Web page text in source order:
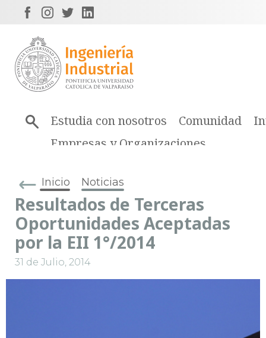
Estudia con nosotros Comunidad
Empresas y Organizaciones
Inicio Noticias
Resultados de Terceras
Oportunidades Aceptadas
por la EII 1°/2014
31 de Julio, 2014